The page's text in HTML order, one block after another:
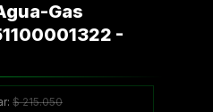
Gas
-
$215.050